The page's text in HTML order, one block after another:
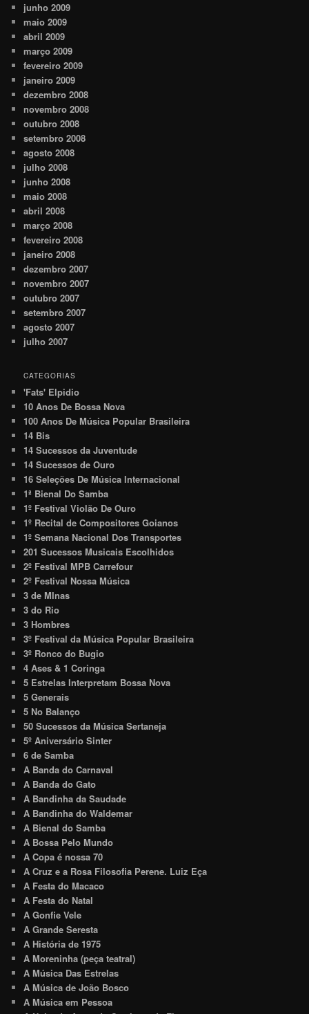
junho 2009
maio 2009
abril 2009
março 2009
fevereiro 2009
janeiro 2009
dezembro 2008
novembro 2008
outubro 2008
setembro 2008
agosto 2008
julho 2008
junho 2008
maio 2008
abril 2008
março 2008
fevereiro 2008
janeiro 2008
dezembro 2007
novembro 2007
outubro 2007
setembro 2007
agosto 2007
julho 2007
CATEGORIAS
'Fats' Elpidio
10 Anos De Bossa Nova
100 Anos De Música Popular Brasileira
14 Bis
14 Sucessos da Juventude
14 Sucessos de Ouro
16 Seleções De Música Internacional
1ª Bienal Do Samba
1º Festival Violão De Ouro
1º Recital de Compositores Goianos
1º Semana Nacional Dos Transportes
201 Sucessos Musicais Escolhidos
2º Festival MPB Carrefour
2º Festival Nossa Música
3 de MInas
3 do Rio
3 Hombres
3º Festival da Música Popular Brasileira
3º Ronco do Bugio
4 Ases & 1 Coringa
5 Estrelas Interpretam Bossa Nova
5 Generais
5 No Balanço
50 Sucessos da Música Sertaneja
5º Aniversário Sinter
6 de Samba
A Banda do Carnaval
A Banda do Gato
A Bandinha da Saudade
A Bandinha do Waldemar
A Bienal do Samba
A Bossa Pelo Mundo
A Copa é nossa 70
A Cruz e a Rosa Filosofia Perene. Luiz Eça
A Festa do Macaco
A Festa do Natal
A Gonfie Vele
A Grande Seresta
A História de 1975
A Moreninha (peça teatral)
A Música Das Estrelas
A Música de João Bosco
A Música em Pessoa